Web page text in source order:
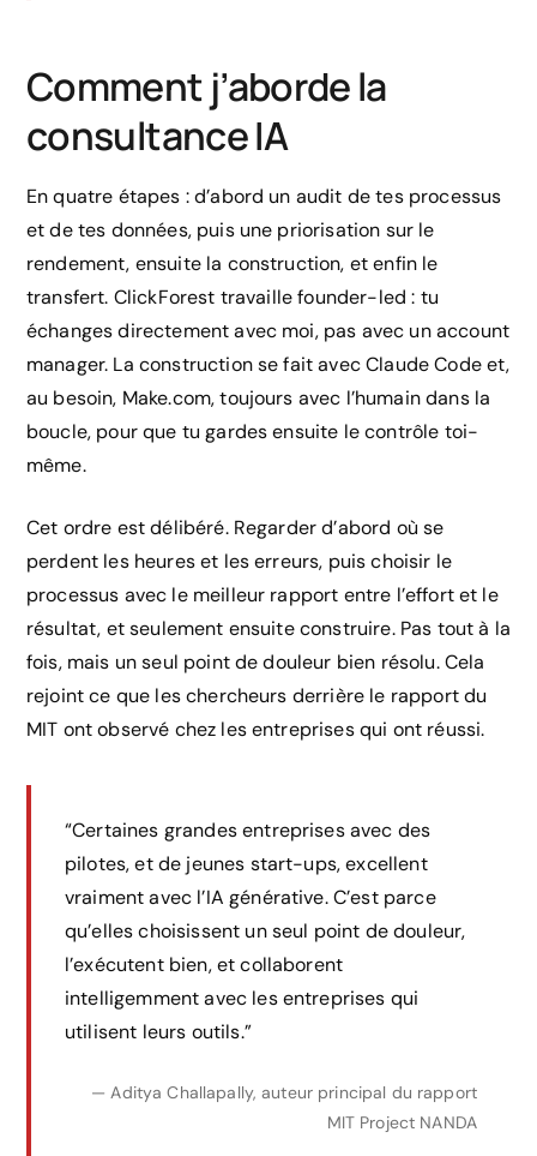
Comment j’aborde la
consultance IA
En quatre étapes : d’abord un audit de tes processus
et de tes données, puis une priorisation sur le
rendement, ensuite la construction, et enfin le
transfert. ClickForest travaille founder-led : tu
échanges directement avec moi, pas avec un account
manager. La construction se fait avec Claude Code et,
au besoin, Make.com, toujours avec l’humain dans la
boucle, pour que tu gardes ensuite le contrôle toi-
même.
Cet ordre est délibéré. Regarder d’abord où se
perdent les heures et les erreurs, puis choisir le
processus avec le meilleur rapport entre l’effort et le
résultat, et seulement ensuite construire. Pas tout à la
fois, mais un seul point de douleur bien résolu. Cela
rejoint ce que les chercheurs derrière le rapport du
MIT ont observé chez les entreprises qui ont réussi.
“Certaines grandes entreprises avec des
pilotes, et de jeunes start-ups, excellent
vraiment avec l’IA générative. C’est parce
qu’elles choisissent un seul point de douleur,
l’exécutent bien, et collaborent
intelligemment avec les entreprises qui
utilisent leurs outils.”
— Aditya Challapally, auteur principal du rapport
MIT Project NANDA